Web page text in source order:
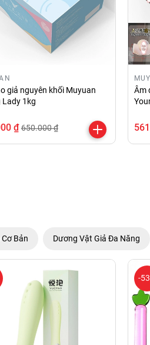
giả nguyên khối Muyuan
Lady 1kg
₫ 650.000 ₫
Âm
Bản Dương Vật Giả Đa Năng
-